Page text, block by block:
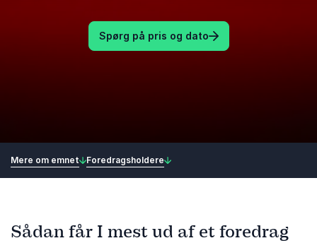
Spørg på pris og dato
Mere om emnet Foredragsholdere
Sådan får I mest ud af et foredrag